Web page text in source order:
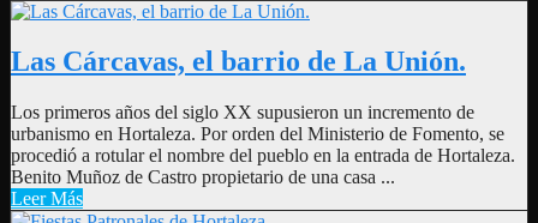
Las Cárcavas, el barrio de La Unión.
Los primeros años del siglo XX supusieron un incremento de
urbanismo en Hortaleza. Por orden del Ministerio de Fomento, se
procedió a rotular el nombre del pueblo en la entrada de Hortaleza.
Benito Muñoz de Castro propietario de una casa ...
Leer Más